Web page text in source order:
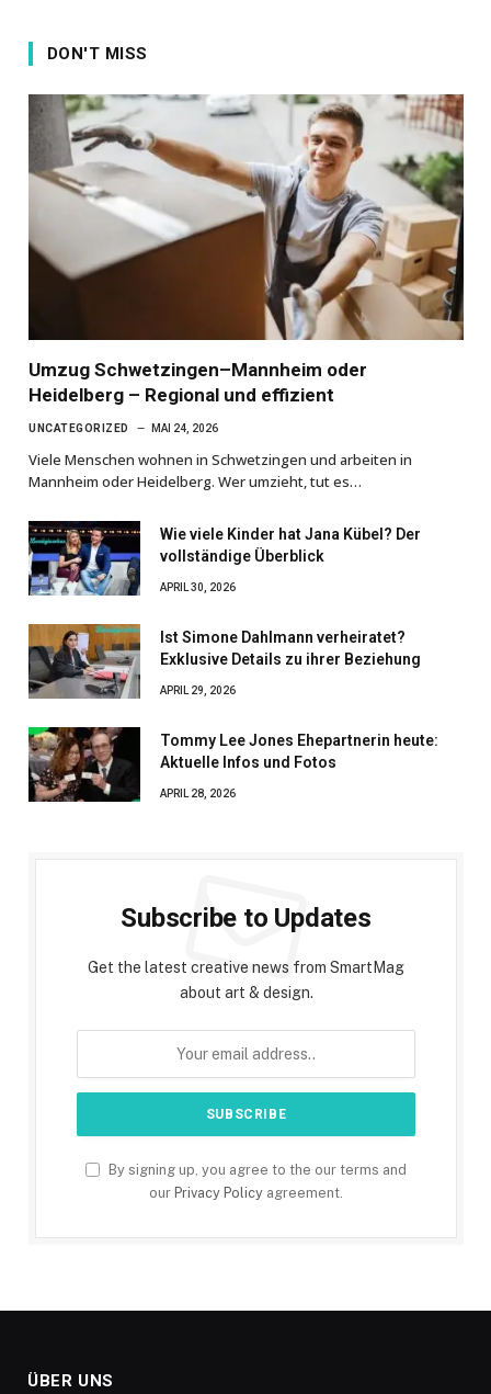
DON'T MISS
Umzug Schwetzingen–Mannheim oder
Heidelberg – Regional und effizient
UNCATEGORIZED MAI 24, 2026
Viele Menschen wohnen in Schwetzingen und arbeiten in
Mannheim oder Heidelberg. Wer umzieht, tut es…
Wie viele Kinder hat Jana Kübel? Der
vollständige Überblick
APRIL 30, 2026
Ist Simone Dahlmann verheiratet?
Exklusive Details zu ihrer Beziehung
APRIL 29, 2026
Tommy Lee Jones Ehepartnerin heute:
Aktuelle Infos und Fotos
APRIL 28, 2026
Subscribe to Updates
Get the latest creative news from SmartMag
about art & design.
By signing up, you agree to the our terms and
our Privacy Policy agreement.
ÜBER UNS